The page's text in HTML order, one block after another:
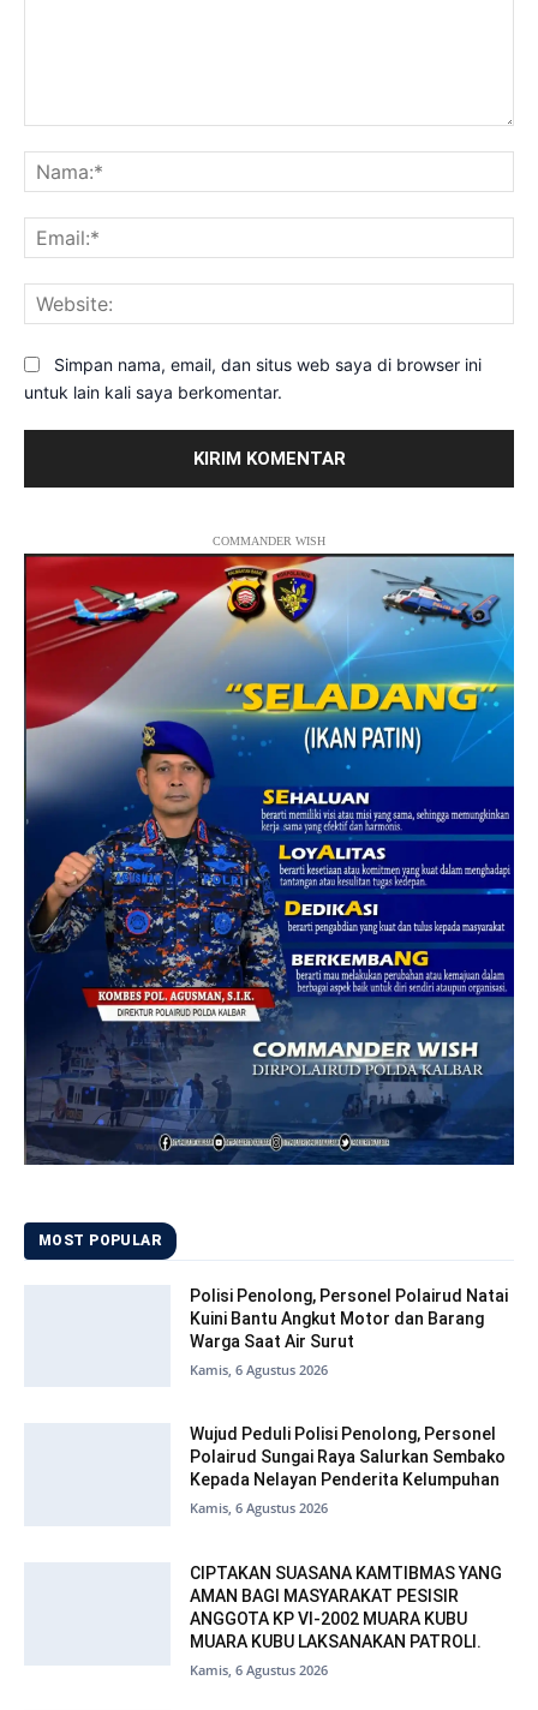
Simpan nama, email, dan situs web saya di browser ini
untuk lain kali saya berkomentar.
COMMANDER WISH
MOST POPULAR
Polisi Penolong, Personel Polairud Natai
Kuini Bantu Angkut Motor dan Barang
Warga Saat Air Surut
Kamis, 6 Agustus 2026
Wujud Peduli Polisi Penolong, Personel
Polairud Sungai Raya Salurkan Sembako
Kepada Nelayan Penderita Kelumpuhan
Kamis, 6 Agustus 2026
CIPTAKAN SUASANA KAMTIBMAS YANG
AMAN BAGI MASYARAKAT PESISIR
ANGGOTA KP VI-2002 MUARA KUBU
MUARA KUBU LAKSANAKAN PATROLI.
Kamis, 6 Agustus 2026